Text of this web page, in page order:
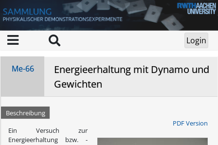
Me-66
Energieerhaltung mit Dynamo und
Gewichten
Beschreibung
PDF Version
Ein Versuch zur
Energieerhaltung bzw. -